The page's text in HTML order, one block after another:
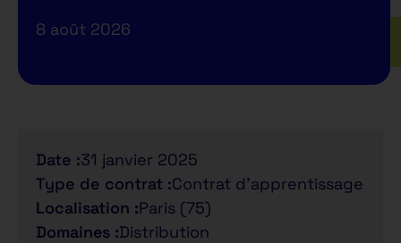
8 août 2026
Date :31 janvier 2025
Type de contrat :Contrat d'apprentissage
Localisation :Paris (75)
Domaines :Distribution